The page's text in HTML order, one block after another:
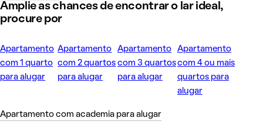
Amplie as chances de encontrar o lar ideal,
procure por
Apartamento
com 1 quarto
para alugar
Apartamento
com 2 quartos
para alugar
Apartamento
com 3 quartos
para alugar
Apartamento
com 4 ou mais
quartos para
alugar
Apartamento com academia para alugar